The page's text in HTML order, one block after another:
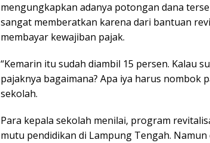
mengungkapkan adanya potongan dana
sangat memberatkan karena dari bantuan
membayar kewajiban pajak.
“Kemarin itu sudah diambil 15 persen. Kalau
pajaknya bagaimana? Apa iya harus nombok
sekolah.
Para kepala sekolah menilai, program
mutu pendidikan di Lampung Tengah.